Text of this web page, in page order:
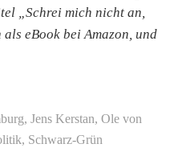
„Schrei mich nicht an,
eBook bei Amazon, und
, Jens Kerstan, Ole von
, Schwarz-Grün